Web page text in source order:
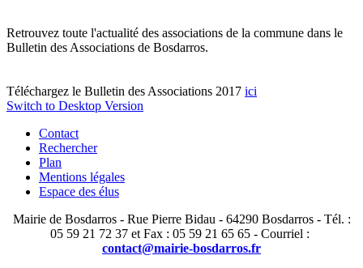
Retrouvez toute l'actualité des associations de la commune dans le
Bulletin des Associations de Bosdarros.
Téléchargez le Bulletin des Associations 2017 ici
Switch to Desktop Version
Contact
Rechercher
Plan
Mentions légales
Espace des élus
Mairie de Bosdarros - Rue Pierre Bidau - 64290 Bosdarros - Tél. :
05 59 21 72 37 et Fax : 05 59 21 65 65 - Courriel :
contact@mairie-bosdarros.fr